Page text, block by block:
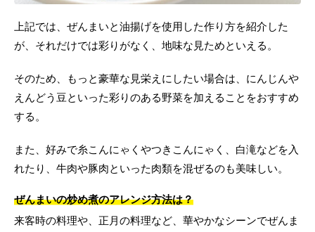
上記では、ぜんまいと油揚げを使用した作り方を紹介した
が、それだけでは彩りがなく、地味な見ためといえる。
そのため、もっと豪華な見栄えにしたい場合は、にんじんや
えんどう豆といった彩りのある野菜を加えることをおすすめ
する。
また、好みで糸こんにゃくやつきこんにゃく、白滝などを入
れたり、牛肉や豚肉といった肉類を混ぜるのも美味しい。
ぜんまいの炒め煮のアレンジ方法は？
来客時の料理や、正月の料理など、華やかなシーンでぜんま